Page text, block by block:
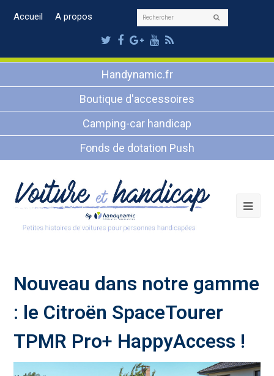
Accueil A propos Rechercher
Twitter
Facebook
Google
Plus
Youtube
RSS
Handynamic.fr
Boutique d'accessoires
Camping-car handicap
Fonds de dotation Push
Nouveau dans notre gamme
: le Citroën SpaceTourer
TPMR Pro+ HappyAccess !